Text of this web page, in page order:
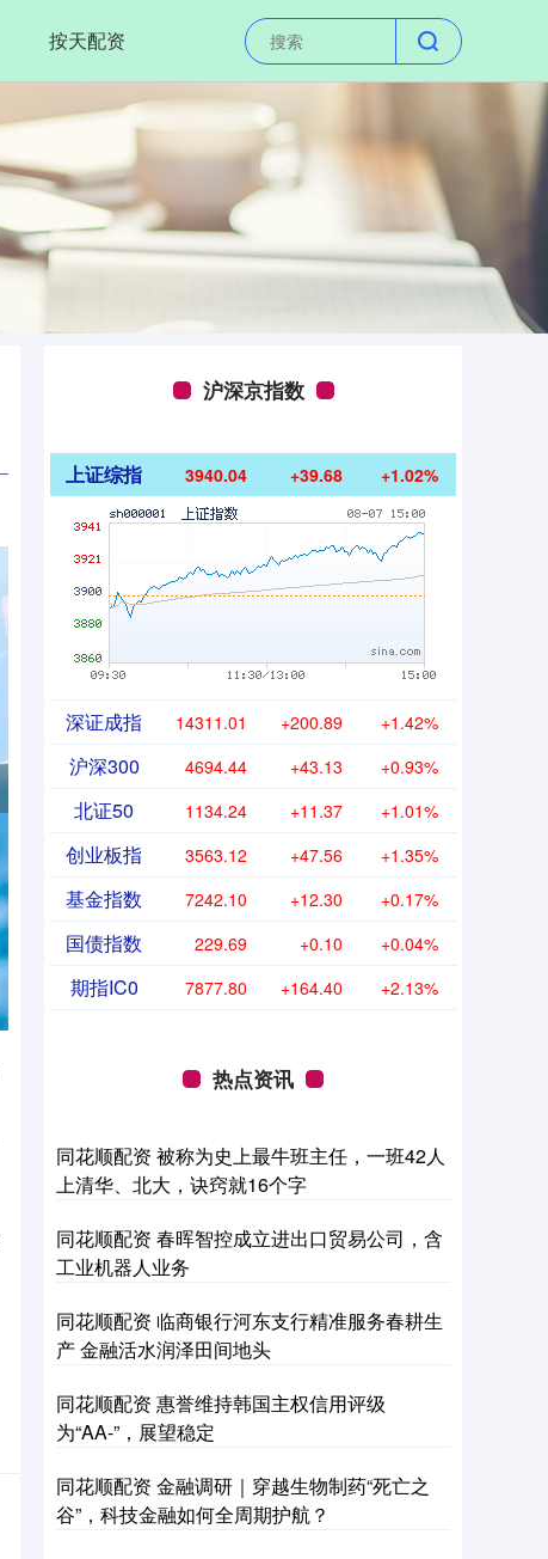
按天配资
沪深京指数
上证综指 3940.04 +39.68 +1.02%
深证成指 14311.01 +200.89 +1.42%
沪深300 4694.44 +43.13 +0.93%
北证50 1134.24 +11.37 +1.01%
创业板指 3563.12 +47.56 +1.35%
基金指数 7242.10 +12.30 +0.17%
国债指数 229.69 +0.10 +0.04%
期指IC0 7877.80 +164.40 +2.13%
热点资讯
同花顺配资 被称为史上最牛班主任，一班42人
上清华、北大，诀窍就16个字
同花顺配资 春晖智控成立进出口贸易公司，含
工业机器人业务
同花顺配资 临商银行河东支行精准服务春耕生
产 金融活水润泽田间地头
同花顺配资 惠誉维持韩国主权信用评级
为“AA-”，展望稳定
同花顺配资 金融调研｜穿越生物制药“死亡之
谷”，科技金融如何全周期护航？